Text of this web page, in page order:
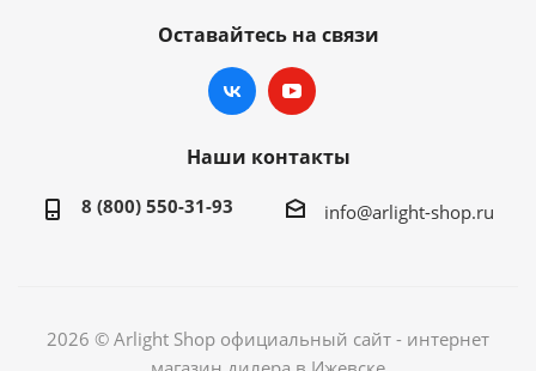
Оставайтесь на связи
Наши контакты
8 (800) 550-31-93 info@arlight-shop.ru
2026 © Arlight Shop официальный сайт - интернет